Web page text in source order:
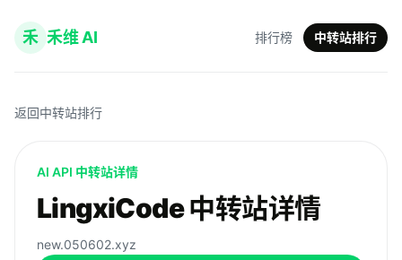
禾 禾维 AI 排行榜 中转站排行
返回中转站排行
AI API 中转站详情
LingxiCode 中转站详情
new.050602.xyz